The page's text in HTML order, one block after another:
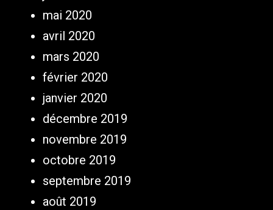
mai 2020
avril 2020
mars 2020
février 2020
janvier 2020
décembre 2019
novembre 2019
octobre 2019
septembre 2019
août 2019